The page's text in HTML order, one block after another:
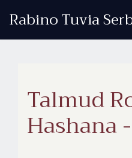
Rabino Tuvia
Talmud
Hashana